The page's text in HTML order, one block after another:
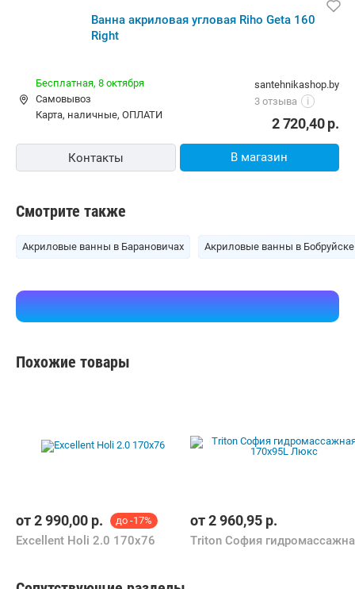
Ванна акриловая угловая Riho Geta 160
Right
santehnikashop.by
3 отзыва
i
Бесплатная, 8 октября
Самовывоз
карта, наличные, ОПЛАТИ
2 720,40р.
Контакты В магазин
Смотрите также
Акриловые ванны в Барановичах Акриловые ванны в Бобруйске
Похожие товары
от2 990,00 р. до -17%
Excellent Holi 2.0 170x76
от2 960,95 р.